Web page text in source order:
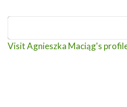
Visit Agnieszka Maciąg's